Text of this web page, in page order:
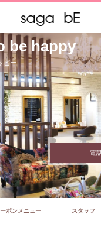
be happy
ピー
電
ポンメニュー スタッフ